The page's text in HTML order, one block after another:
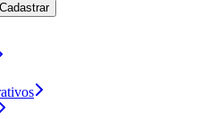
Cadastrar